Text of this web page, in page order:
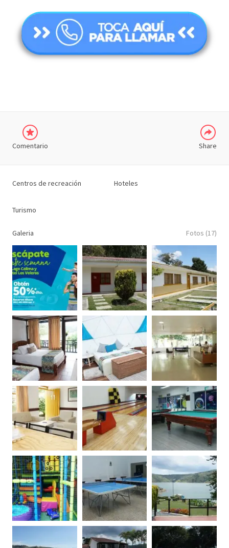
Comentario Share
Centros de recreación Hoteles
Turismo
Galeria Fotos (17)